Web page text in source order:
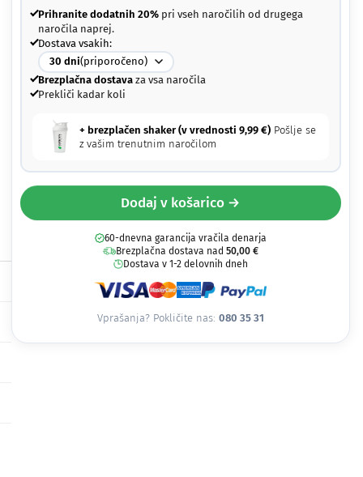
Prihranite dodatnih 20% pri vseh naročilih od drugega
naročila naprej.
Dostava vsakih:
30 dni(priporočeno)
Brezplačna dostava za vsa naročila
Prekliči kadar koli
+ brezplačen shaker (v vrednosti9,99€) Pošlje se
z vašim trenutnim naročilom
Dodaj v košarico →
60-dnevna garancija vračila denarja
Brezplačna dostava nad 50,00 €
Dostava v 1-2 delovnih dneh
Vprašanja? Pokličite nas: 080 35 31